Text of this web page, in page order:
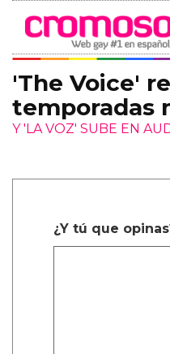
'The Voice'
temporadas
Y 'LA VOZ' SUBE EN
¿Y tú que